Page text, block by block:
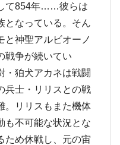
て854年……彼らは
となっている。そん
と神聖アルビオーノ
戦争が続いてい
狛犬アカネは戦闘
兵士・リリスとの戦
。リリスもまた機体
も不可能な状況とな
ため休戦し、元の宙